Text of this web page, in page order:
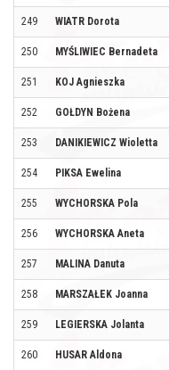
249 WIATR Dorota
250 MYŚLIWIEC Bernadeta
251 KOJ Agnieszka
252 GOŁDYN Bożena
253 DANIKIEWICZ Wioletta
254 PIKSA Ewelina
255 WYCHORSKA Pola
256 WYCHORSKA Aneta
257 MALINA Danuta
258 MARSZAŁEK Joanna
259 LEGIERSKA Jolanta
260 HUSAR Aldona